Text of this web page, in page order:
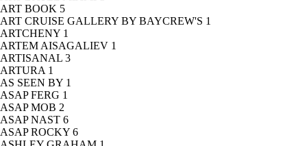
ART BOOK 5
ART CRUISE GALLERY BY BAYCREW'S 1
ARTCHENY 1
ARTEM AISAGALIEV 1
ARTISANAL 3
ARTURA 1
AS SEEN BY 1
ASAP FERG 1
ASAP MOB 2
ASAP NAST 6
ASAP ROCKY 6